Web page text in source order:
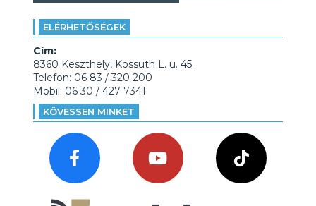
ELÉRHETŐSÉGEK
Cím:
8360 Keszthely, Kossuth L. u. 45.
Telefon: 06 83 / 320 200
Mobil: 06 30 / 427 7341
KÖVESSEN MINKET